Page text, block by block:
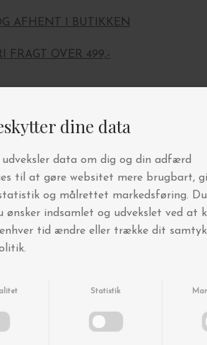
AFHENT I BUTIKKEN
FRAGT OVER 499,-